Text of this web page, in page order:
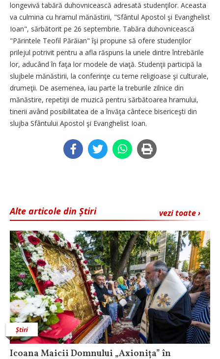
longevivă tabără duhovnicească adresată studenţilor. Aceasta
va culmina cu hramul mănăstirii, "Sfântul Apostol şi Evanghelist
Ioan", sărbătorit pe 26 septembrie. Tabăra duhovnicească
"Părintele Teofil Părăian" îşi propune să ofere studenţilor
prilejul potrivit pentru a afla răspuns la unele dintre întrebările
lor, aducând în faţa lor modele de viaţă. Studenţii participă la
slujbele mănăstirii, la conferinţe cu teme religioase şi culturale,
drumeţii. De asemenea, iau parte la treburile zilnice din
mănăstire, repetiţii de muzică pentru sărbătoarea hramului,
tinerii având posibilitatea de a învăţa cântece bisericeşti din
slujba Sfântului Apostol şi Evanghelist Ioan.
vezi toate ›
Alte articole din Știri
Știri
Icoana Maicii Domnului „Axionița” în